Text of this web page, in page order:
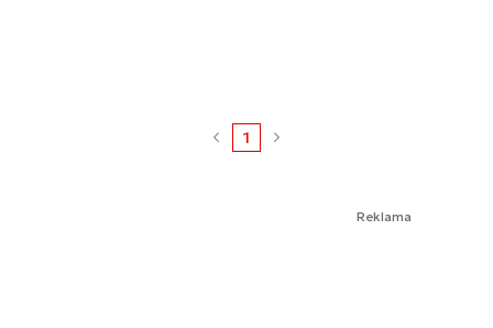
1
Reklama